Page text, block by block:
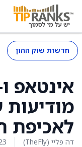
חדשות שוק ההון
לאכיפת
דה פליי (TheFly) 23